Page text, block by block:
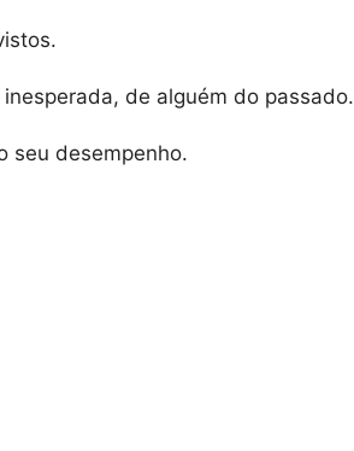
de alguém do passado.
seu desempenho.